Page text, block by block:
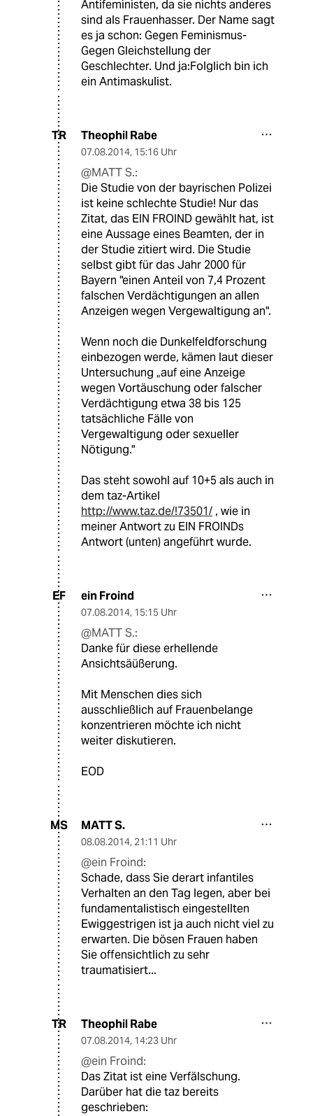
Antifeministen, da sie nichts anderes
sind als Frauenhasser. Der Name sagt
es ja schon: Gegen Feminismus-
Gegen Gleichstellung der
Geschlechter. Und ja:Folglich bin ich
ein Antimaskulist.
TR Theophil Rabe
07.08.2014, 15:16 Uhr
@MATT S.:
Die Studie von der bayrischen Polizei
ist keine schlechte Studie! Nur das
Zitat, das EIN FROIND gewählt hat, ist
eine Aussage eines Beamten, der in
der Studie zitiert wird. Die Studie
selbst gibt für das Jahr 2000 für
Bayern "einen Anteil von 7,4 Prozent
falschen Verdächtigungen an allen
Anzeigen wegen Vergewaltigung an".
Wenn noch die Dunkelfeldforschung
einbezogen werde, kämen laut dieser
Untersuchung „auf eine Anzeige
wegen Vortäuschung oder falscher
Verdächtigung etwa 38 bis 125
tatsächliche Fälle von
Vergewaltigung oder sexueller
Nötigung."
Das steht sowohl auf 10+5 als auch in
dem taz-Artikel
http://www.taz.de/!73501/ , wie in
meiner Antwort zu EIN FROINDs
Antwort (unten) angeführt wurde.
EF ein Froind
07.08.2014, 15:15 Uhr
@MATT S.:
Danke für diese erhellende
Ansichtsäüßerung.
Mit Menschen dies sich
ausschließlich auf Frauenbelange
konzentrieren möchte ich nicht
weiter diskutieren.
EOD
MS MATT S.
08.08.2014, 21:11 Uhr
@ein Froind:
Schade, dass Sie derart infantiles
Verhalten an den Tag legen, aber bei
fundamentalistisch eingestellten
Ewiggestrigen ist ja auch nicht viel zu
erwarten. Die bösen Frauen haben
Sie offensichtlich zu sehr
traumatisiert...
TR Theophil Rabe
07.08.2014, 14:23 Uhr
@ein Froind:
Das Zitat ist eine Verfälschung.
Darüber hat die taz bereits
geschrieben: